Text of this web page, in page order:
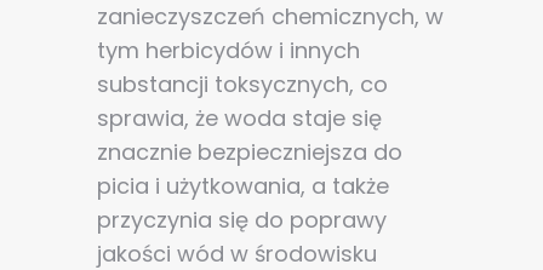
zanieczyszczeń chemicznych, w
tym herbicydów i innych
substancji toksycznych, co
sprawia, że woda staje się
znacznie bezpieczniejsza do
picia i użytkowania, a także
przyczynia się do poprawy
jakości wód w środowisku